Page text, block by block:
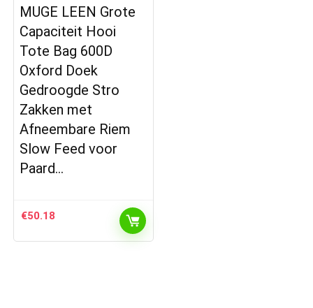
MUGE LEEN Grote
Capaciteit Hooi
Tote Bag 600D
Oxford Doek
Gedroogde Stro
Zakken met
Afneembare Riem
Slow Feed voor
Paard…
€50.18